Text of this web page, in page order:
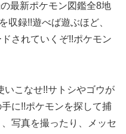
最新ポケモン図鑑全8地
収録!!遊べば遊ぶほど、
されていくぞ!!ポケモン
いこなせ!!サトシやゴウが
に!!ポケモンを探して捕
写真を撮ったり、メッセ